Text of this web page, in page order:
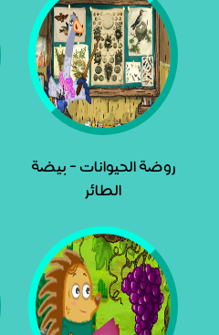
روضة الحيوانات - بيضة
الطائر